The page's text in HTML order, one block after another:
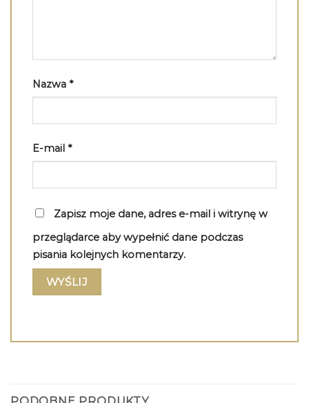
Nazwa *
E-mail *
Zapisz moje dane, adres e-mail i witrynę w
przeglądarce aby wypełnić dane podczas
pisania kolejnych komentarzy.